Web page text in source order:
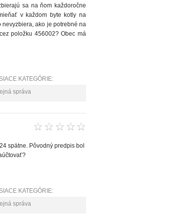
sa na ňom každoročne
v každom byte kotly na
ako je potrebné na
položku 456002? Obec má
KATEGÓRIE:
správa
spätne. Pôvodný predpis bol
KATEGÓRIE:
správa